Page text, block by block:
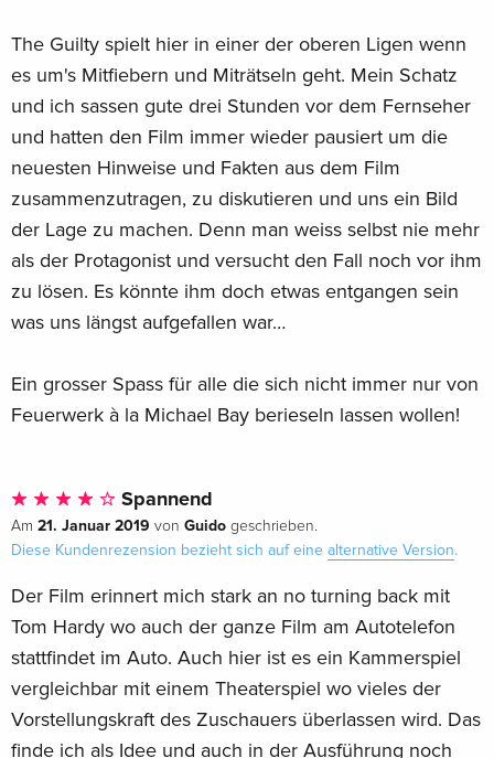
The Guilty spielt hier in einer der oberen Ligen wenn
es um's Mitfiebern und Miträtseln geht. Mein Schatz
und ich sassen gute drei Stunden vor dem Fernseher
und hatten den Film immer wieder pausiert um die
neuesten Hinweise und Fakten aus dem Film
zusammenzutragen, zu diskutieren und uns ein Bild
der Lage zu machen. Denn man weiss selbst nie mehr
als der Protagonist und versucht den Fall noch vor ihm
zu lösen. Es könnte ihm doch etwas entgangen sein
was uns längst aufgefallen war…
Ein grosser Spass für alle die sich nicht immer nur von
Feuerwerk à la Michael Bay berieseln lassen wollen!
Spannend
Am 21. Januar 2019 von Guido geschrieben.
Diese Kundenrezension bezieht sich auf eine alternative Version.
Der Film erinnert mich stark an no turning back mit
Tom Hardy wo auch der ganze Film am Autotelefon
stattfindet im Auto. Auch hier ist es ein Kammerspiel
vergleichbar mit einem Theaterspiel wo vieles der
Vorstellungskraft des Zuschauers überlassen wird. Das
finde ich als Idee und auch in der Ausführung noch